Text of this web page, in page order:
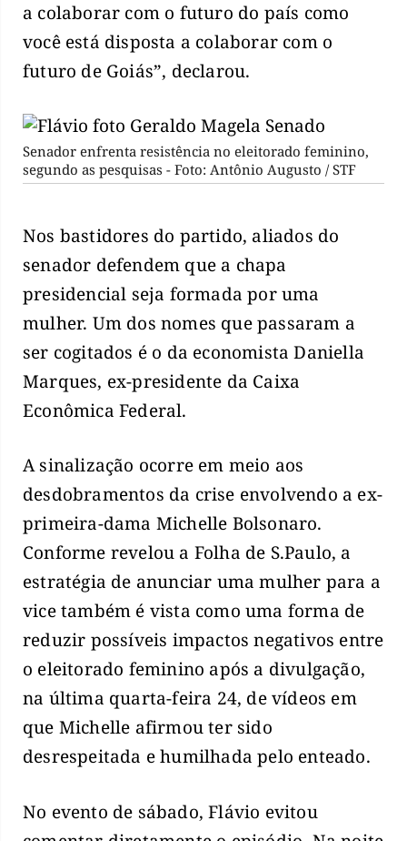
a colaborar com o futuro do país como
você está disposta a colaborar com o
futuro de Goiás”, declarou.
Senador enfrenta resistência no eleitorado feminino,
segundo as pesquisas - Foto: Antônio Augusto / STF
Nos bastidores do partido, aliados do
senador defendem que a chapa
presidencial seja formada por uma
mulher. Um dos nomes que passaram a
ser cogitados é o da economista Daniella
Marques, ex-presidente da Caixa
Econômica Federal.
A sinalização ocorre em meio aos
desdobramentos da crise envolvendo a ex-
primeira-dama Michelle Bolsonaro.
Conforme revelou a Folha de S.Paulo, a
estratégia de anunciar uma mulher para a
vice também é vista como uma forma de
reduzir possíveis impactos negativos entre
o eleitorado feminino após a divulgação,
na última quarta-feira 24, de vídeos em
que Michelle afirmou ter sido
desrespeitada e humilhada pelo enteado.
No evento de sábado, Flávio evitou